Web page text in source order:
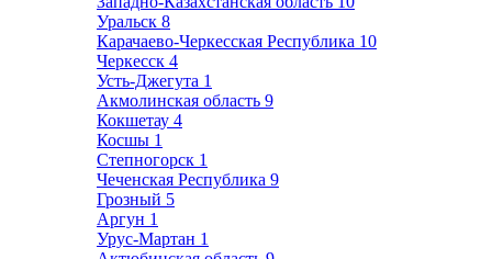
Уральск 8
Карачаево-Черкесская Республика 10
Черкесск 4
Усть-Джегута 1
Акмолинская область 9
Кокшетау 4
Косшы 1
Степногорск 1
Чеченская Республика 9
Грозный 5
Аргун 1
Урус-Мартан 1